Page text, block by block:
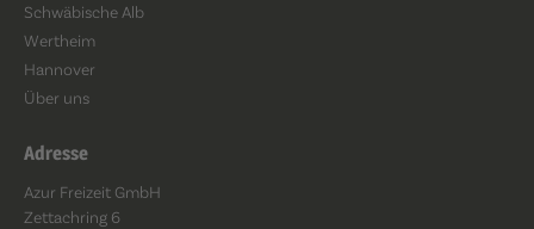
Schwäbische Alb
Wertheim
Hannover
Über uns
Adresse
Azur Freizeit GmbH
Zettachring 6